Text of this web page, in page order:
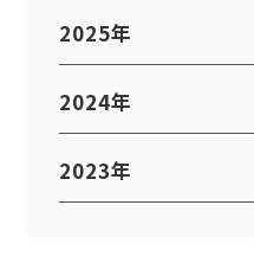
2025年
2024年
2023年